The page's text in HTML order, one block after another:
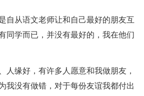
自从语文老师让和自己最好的朋友互
同学而已，并没有最好的，我在他们
缘好，有许多人愿意和我做朋友，
我没有做错，对于每份友谊我都付出